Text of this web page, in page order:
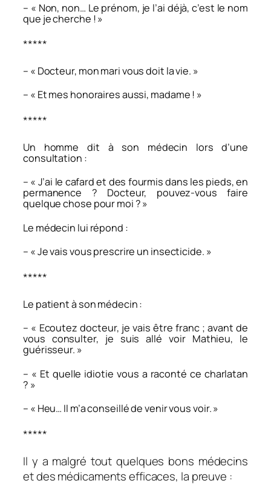
– « Non, non… Le prénom, je l’ai déjà, c’est le nom
que je cherche ! »
*****
– « Docteur, mon mari vous doit la vie. »
– « Et mes honoraires aussi, madame ! »
*****
Un homme dit à son médecin lors d’une
consultation :
– « J’ai le cafard et des fourmis dans les pieds, en
permanence ? Docteur, pouvez-vous faire
quelque chose pour moi ? »
Le médecin lui répond :
– « Je vais vous prescrire un insecticide. »
*****
Le patient à son médecin :
– « Ecoutez docteur, je vais être franc ; avant de
vous consulter, je suis allé voir Mathieu, le
guérisseur. »
– « Et quelle idiotie vous a raconté ce charlatan
? »
– « Heu… Il m’a conseillé de venir vous voir. »
*****
Il y a malgré tout quelques bons médecins
et des médicaments efficaces, la preuve :